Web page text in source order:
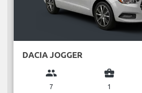
DACIA JOGGER
group
7
business_center
1